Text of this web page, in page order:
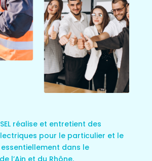
réalise et entretient des
pour le particulier et le
dans le
l’Ain et du Rhône.